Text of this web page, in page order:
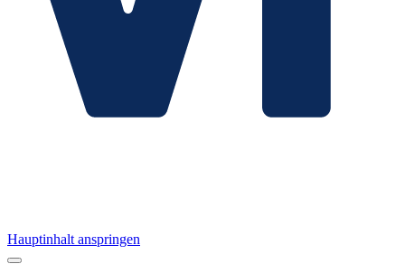
Hauptinhalt anspringen